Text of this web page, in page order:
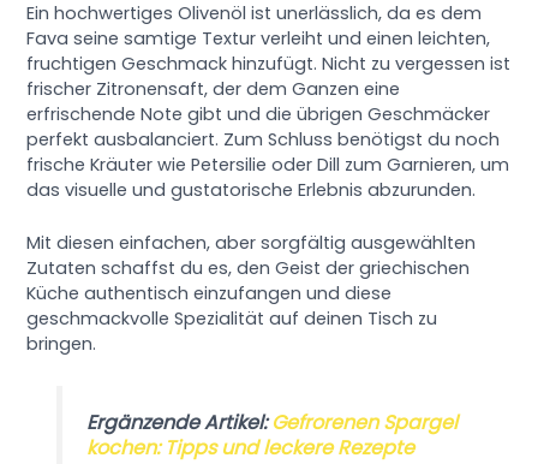
Ein hochwertiges Olivenöl ist unerlässlich, da es dem
Fava seine samtige Textur verleiht und einen leichten,
fruchtigen Geschmack hinzufügt. Nicht zu vergessen ist
frischer Zitronensaft, der dem Ganzen eine
erfrischende Note gibt und die übrigen Geschmäcker
perfekt ausbalanciert. Zum Schluss benötigst du noch
frische Kräuter wie Petersilie oder Dill zum Garnieren, um
das visuelle und gustatorische Erlebnis abzurunden.
Mit diesen einfachen, aber sorgfältig ausgewählten
Zutaten schaffst du es, den Geist der griechischen
Küche authentisch einzufangen und diese
geschmackvolle Spezialität auf deinen Tisch zu
bringen.
Ergänzende Artikel:Gefrorenen Spargel
kochen: Tipps und leckere Rezepte